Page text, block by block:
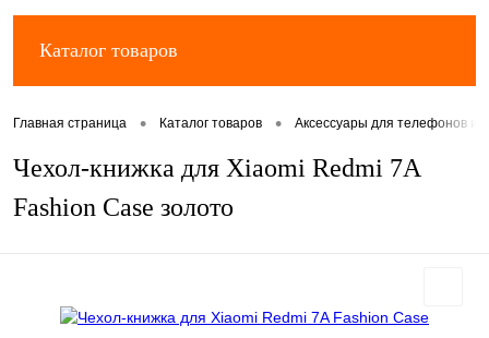
Каталог товаров
Главная страница • Каталог товаров • Аксессуары для телефонов и
Чехол-книжка для Xiaomi Redmi 7A
Fashion Case золото